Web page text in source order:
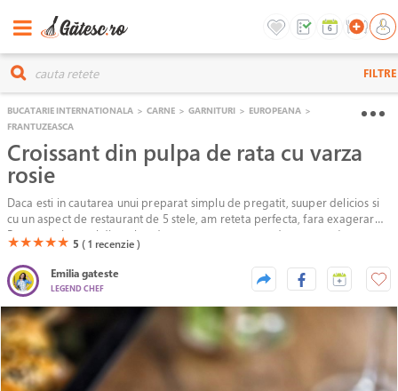
FILTRE
BUCATARIE INTERNATIONALA > CARNE > GARNITURI > EUROPEANA >
FRANTUZEASCA
Croissant din pulpa de rata cu varza
rosie
Daca esti in cautarea unui preparat simplu de pregatit, suuper delicios si
cu un aspect de restaurant de 5 stele, am reteta perfecta, fara exagerare!
Bonus, croissantul din pulpa de rata este super usor de preparat!
(*)
★(*)
★(*)
★(*)
★(*)
★ 5 ( 1 recenzie )
Emilia gateste
LEGEND CHEF